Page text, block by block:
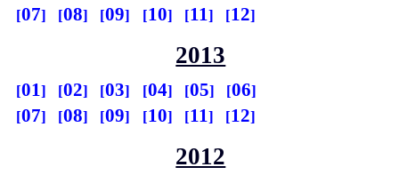
07
08 09 10 11 12
2013
01 02 03 04 05
06
07
08 09 10 11 12
2012